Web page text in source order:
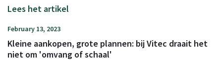
Lees het artikel
February 13, 2023
Kleine aankopen, grote plannen: bij Vitec draait het
niet om 'omvang of schaal'